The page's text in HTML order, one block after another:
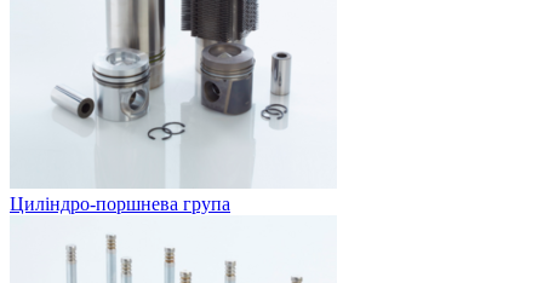
Циліндро-поршнева група